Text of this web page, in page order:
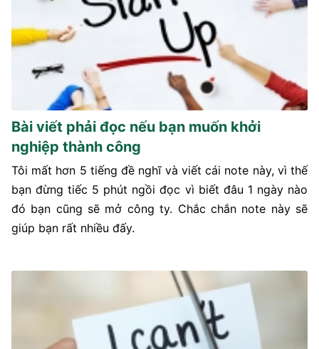
Bài viết phải đọc nếu bạn muốn khởi
nghiệp thành công
Tôi mất hơn 5 tiếng đề nghĩ và viết cái note này, vì thế
bạn đừng tiếc 5 phút ngồi đọc vì biết đâu 1 ngày nào
đó bạn cũng sẽ mở công ty. Chắc chắn note này sẽ
giúp bạn rất nhiều đấy.